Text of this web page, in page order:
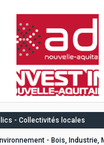
- Collectivités locales
- Bois, Industrie,